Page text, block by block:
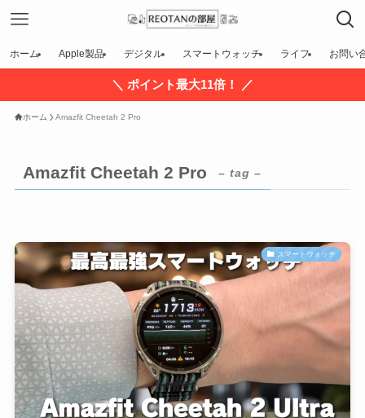
ホーム Apple製品 デジタル スマートウォッチ ライフ お問い
＼ ポイント最大11倍！ ／
ホーム Amazfit Cheetah 2 Pro
Amazfit Cheetah 2 Pro – tag –
スマートウォッチ